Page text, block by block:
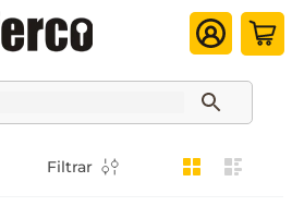
Filtrar